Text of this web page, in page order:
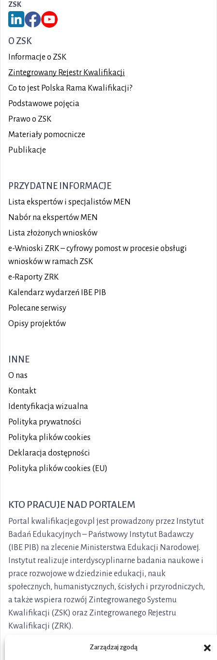
Zarządzaj zgodą
ZSK
Link do serwisu LinkedIn ZSK
Link do Facebook ZSK
Link do YouTube ZSK
O ZSK
Informacje o ZSK
Zintegrowany Rejestr Kwalifikacji
Co to jest Polska Rama Kwalifikacji?
Podstawowe pojęcia
Prawo o ZSK
Materiały pomocnicze
Publikacje
PRZYDATNE INFORMACJE
Lista ekspertów i specjalistów MEN
Nabór na ekspertów MEN
Lista złożonych wniosków
e-Wnioski ZRK – cyfrowy pomost w procesie obsługi
wniosków w ramach ZSK
e-Raporty ZRK
Kalendarz wydarzeń IBE PIB
Polecane serwisy
Opisy projektów
INNE
O nas
Kontakt
Identyfikacja wizualna
Polityka prywatności
Polityka plikówcookies
Deklaracja dostępności
Polityka plików cookies (EU)
KTO PRACUJE NAD PORTALEM
Portal kwalifikacje.gov.pl jest prowadzony przez Instytut
Badań Edukacyjnych – Państwowy Instytut Badawczy
(IBE PIB) na zlecenie Ministerstwa Edukacji Narodowej.
Instytut realizuje interdyscyplinarne badania naukowe i
prace rozwojowe w dziedzinie edukacji, nauk
społecznych, humanistycznych, ścisłych i przyrodniczych,
a także wspiera rozwój Zintegrowanego Systemu
Kwalifikacji (ZSK) oraz Zintegrowanego Rejestru
Kwalifikacji (ZRK).